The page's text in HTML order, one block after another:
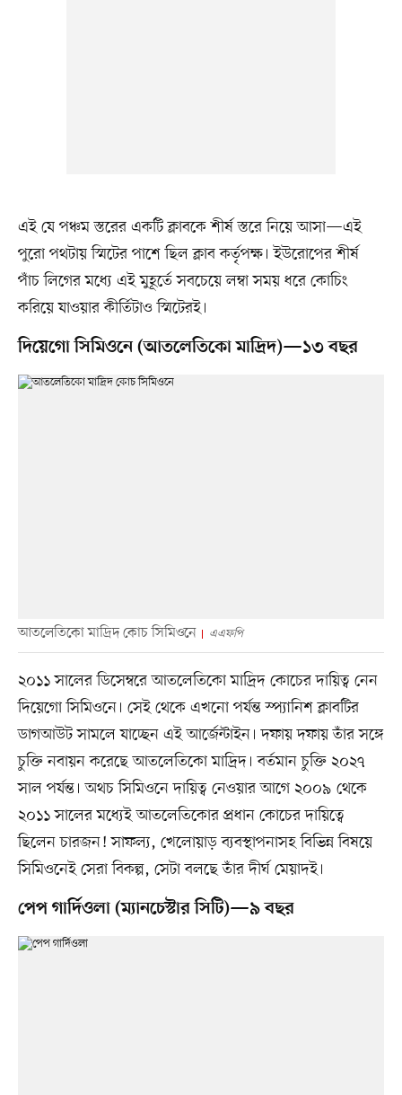
এই যে পঞ্চম স্তরের একটি ক্লাবকে শীর্ষ স্তরে নিয়ে আসা—এই
পুরো পথটায় স্মিটের পাশে ছিল ক্লাব কর্তৃপক্ষ। ইউরোপের শীর্ষ
পাঁচ লিগের মধ্যে এই মুহূর্তে সবচেয়ে লম্বা সময় ধরে কোচিং
করিয়ে যাওয়ার কীর্তিটাও স্মিটেরই।
দিয়েগো সিমিওনে (আতলেতিকো মাদ্রিদ)—১৩ বছর
আতলেতিকো মাদ্রিদ কোচ সিমিওনে এএফপি
২০১১ সালের ডিসেম্বরে আতলেতিকো মাদ্রিদ কোচের দায়িত্ব নেন
দিয়েগো সিমিওনে। সেই থেকে এখনো পর্যন্ত স্প্যানিশ ক্লাবটির
ডাগআউট সামলে যাচ্ছেন এই আর্জেন্টাইন। দফায় দফায় তাঁর সঙ্গে
চুক্তি নবায়ন করেছে আতলেতিকো মাদ্রিদ। বর্তমান চুক্তি ২০২৭
সাল পর্যন্ত। অথচ সিমিওনে দায়িত্ব নেওয়ার আগে ২০০৯ থেকে
২০১১ সালের মধ্যেই আতলেতিকোর প্রধান কোচের দায়িত্বে
ছিলেন চারজন! সাফল্য, খেলোয়াড় ব্যবস্থাপনাসহ বিভিন্ন বিষয়ে
সিমিওনেই সেরা বিকল্প, সেটা বলছে তাঁর দীর্ঘ মেয়াদই।
পেপ গার্দিওলা (ম্যানচেস্টার সিটি)—৯ বছর